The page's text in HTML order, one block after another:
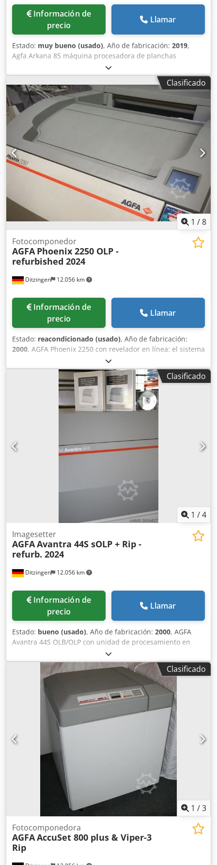
Información de
precio
Llamar
Estado: muy bueno (usado), Año de fabricación: 2019,
Agfa Arkana 85 máquina procesadora de planchas
Cedpfjywvauox Ahasha Año de fabricación: 2019 Estado
impecable
Clasificado
1 /8
Ditzingen 12.056 km
Fotocomponedor
AGFA Phoenix 2250 OLP -
refurbished 2024
Información de
precio
Llamar
Estado: reacondicionado (usado), Año de fabricación:
2000, AGFA Phoenix 2250 con revelador en línea: el sistema
ha sido revisado y limpiado por completo. Resoluciones:
1200, 1800, 2400 y 3000 dpi; tamaño máximo: 570 × 736
mm. Incluye densitómetro de película Techkon. Estaremos
encantados de enviarle más información e imágenes.
Revisión general realizada en 2024. Chedpfxjfl Sxqs Ahaja
Clasificado
1 /4
Ditzingen 12.056 km
Imagesetter
AGFAAvantra 44S sOLP + Rip -
refurb. 2024
Información de
precio
Llamar
Estado: bueno (usado), Año de fabricación: 2000, AGFA
Avantra 44S OLB/OLP con unidad de procesamiento en
línea de tamaño reducido, en excelentes condiciones y con
RIP Harlequin. Resoluciones: 1200, 1800, 2400 y 3600 ppp;
siempre con mantenimiento realizado por Agfa. El sistema
se instaló en el año 2000 y está en funcionamiento, con RIP
incluido. - Avantra 44 con 3600 ppp - AgfaLine 44: unidad
de revelado en línea de tamaño reducido - RIP Harlequin -
Densímetro de película Techkon. Cedpec N Ahxefx Ahaeha
La Avantra contaba con un contrato de servicio. Estaremos
encantados de enviarle más información e imágenes.
Revisada completamente en 2024.
Clasificado
1 /3
Fotocomponedora
AGFAAccuSet 800 plus & Viper-3
Rip